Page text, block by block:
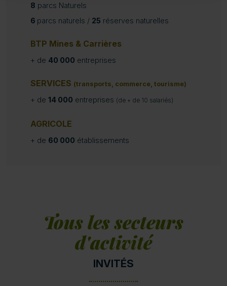
8 parcs Naturels
6 parcs naturels / 25 réserves naturelles
BTP Mines & Carrières
+ de 40 000 entreprises
SERVICES (transports, commerce, tourisme)
+ de 14 000 entreprises (de + de 10 salariés)
AGRICOLE
+ de 60 000 établissements
Tous les secteurs
d'activité
INVITÉS